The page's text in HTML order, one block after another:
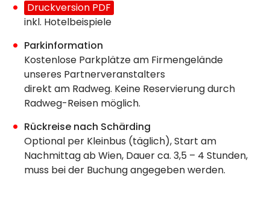
Druckversion PDF
inkl. Hotelbeispiele
Parkinformation
Kostenlose Parkplätze am Firmengelände
unseres Partnerveranstalters
direkt am Radweg. Keine Reservierung durch
Radweg-Reisen möglich.
Rückreise nach Schärding
Optional per Kleinbus (täglich), Start am
Nachmittag ab Wien, Dauer ca. 3,5 – 4 Stunden,
muss bei der Buchung angegeben werden.